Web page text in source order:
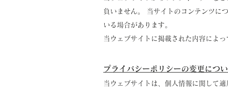
負いません。 当サイトのコンテンツに
いる場合があります。
当ウェブサイトに掲載された内容によ
プライバシーポリシーの変更につ
当ウェブサイトは、個人情報に関して